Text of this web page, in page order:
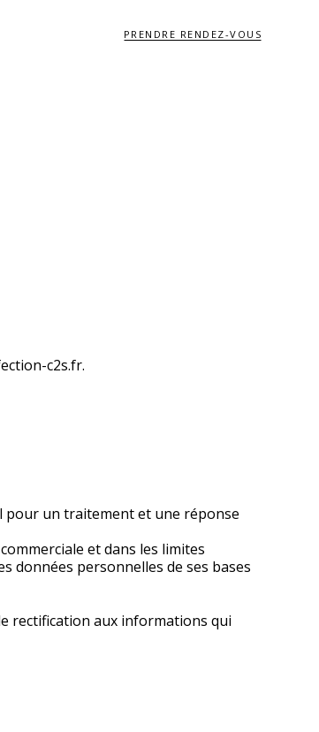
PRENDRE RENDEZ-VOUS
c2s.fr.
pour un traitement et une réponse
et dans les limites
données personnelles de ses bases
rectification aux informations qui